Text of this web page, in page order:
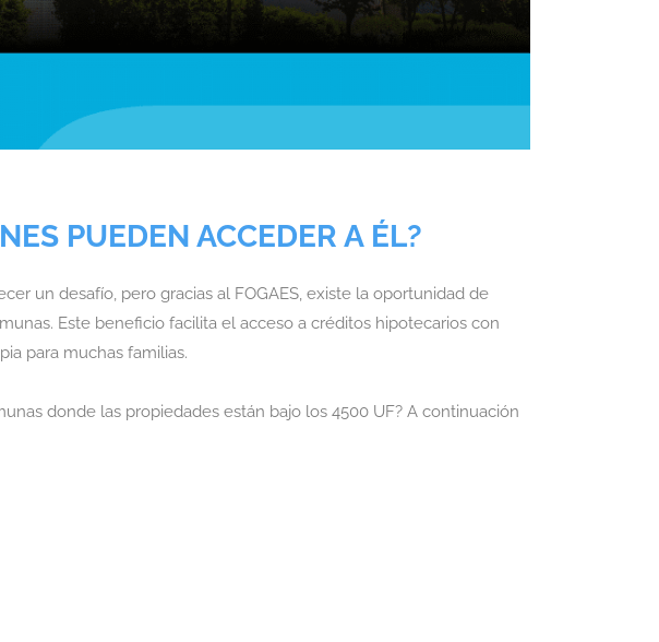
PUEDEN ACCEDER A ÉL?
un desafío, pero gracias al FOGAES, existe la oportunidad de
Este beneficio facilita el acceso a créditos hipotecarios con
para muchas familias.
donde las propiedades están bajo los 4500 UF? A continuación